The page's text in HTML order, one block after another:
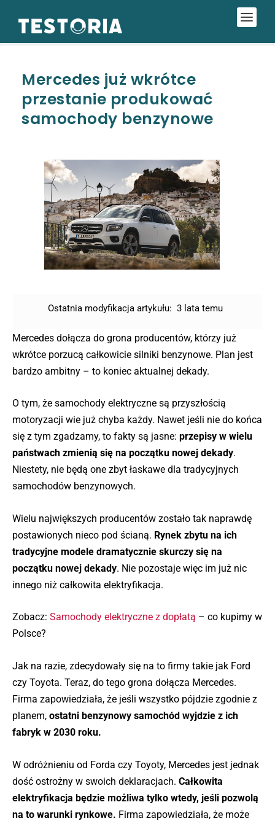
Mercedes już wkrótce
przestanie produkować
samochody benzynowe
Ostatnia modyfikacja artykułu: 3 lata temu
Mercedes dołącza do grona producentów, którzy już
wkrótce porzucą całkowicie silniki benzynowe. Plan jest
bardzo ambitny – to koniec aktualnej dekady.
O tym, że samochody elektryczne są przyszłością
motoryzacji wie już chyba każdy. Nawet jeśli nie do końca
się z tym zgadzamy, to fakty są jasne: przepisy w wielu
państwach zmienią się na początku nowej dekady.
Niestety, nie będą one zbyt łaskawe dla tradycyjnych
samochodów benzynowych.
Wielu największych producentów zostało tak naprawdę
postawionych nieco pod ścianą. Rynek zbytu na ich
tradycyjne modele dramatycznie skurczy się na
początku nowej dekady. Nie pozostaje więc im już nic
innego niż całkowita elektryfikacja.
Zobacz: Samochody elektryczne z dopłatą – co kupimy w
Polsce?
Jak na razie, zdecydowały się na to firmy takie jak Ford
czy Toyota. Teraz, do tego grona dołącza Mercedes.
Firma zapowiedziała, że jeśli wszystko pójdzie zgodnie z
planem, ostatni benzynowy samochód wyjdzie z ich
fabryk w 2030 roku.
W odróżnieniu od Forda czy Toyoty, Mercedes jest jednak
dość ostrożny w swoich deklaracjach. Całkowita
elektryfikacja będzie możliwa tylko wtedy, jeśli pozwolą
na to warunki rynkowe. Firma zapowiedziała, że może